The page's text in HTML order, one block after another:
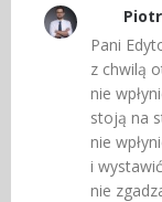
Pani
z chwilą
nie
stoją na
nie
i
nie